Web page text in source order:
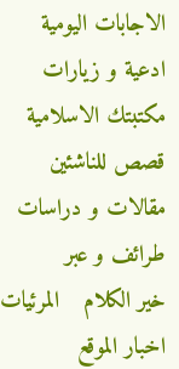
الاجابات اليومية
ادعية و زيارات
مكتبتك الاسلامية
قصص للناشئين
مقالات و دراسات
طرائف و عبر
خير الكلام
المرئيات
اخبار الموقع